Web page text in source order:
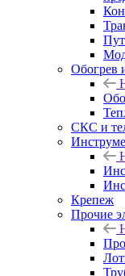
Обогрев
СКС и
Крепеж
Прочие